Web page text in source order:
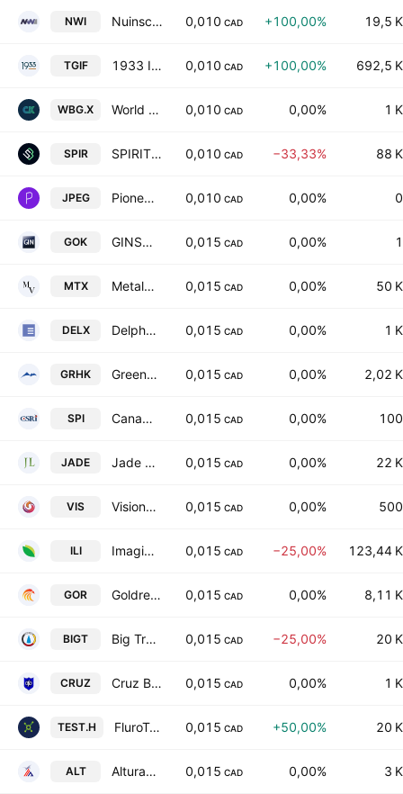
NWI Nuinsco Resources Limited 0,010 CAD +100,00% 19,5 K
TGIF 1933 Industries, Inc. 0,010 CAD +100,00% 692,5 K
WBG.X World Blockchain Corp. 0,010 CAD 0,00% 1 K
SPIR SPIRIT Blockchain Capital, Inc. 0,010 CAD −33,33% 88 K
JPEG Pioneer AI Foundry Inc. 0,010 CAD 0,00% 0
GOK GINSMS, Inc. 0,015 CAD 0,00% 1
MTX Metalex Ventures Ltd. 0,015 CAD 0,00% 50 K
DELX DelphX Capital Markets, Inc. 0,015 CAD 0,00% 1 K
GRHK Greenhawk Resources Inc 0,015 CAD 0,00% 2,02 K
SPI Canadian Spirit Resources Inc. 0,015 CAD 0,00% 100
JADE Jade Leader Corp. 0,015 CAD 0,00% 22 K
VIS Visionstate Corp. 0,015 CAD 0,00% 500
ILI Imagine Lithium Inc 0,015 CAD −25,00% 123,44 K
GOR Goldrea Resources Corp. 0,015 CAD 0,00% 8,11 K
BIGT Big Tree Carbon Inc 0,015 CAD −25,00% 20 K
CRUZ Cruz Battery Metals Corp 0,015 CAD 0,00% 1 K
TEST.H FluroTech Ltd. 0,015 CAD +50,00% 20 K
ALT Alturas Minerals Corp. 0,015 CAD 0,00% 3 K